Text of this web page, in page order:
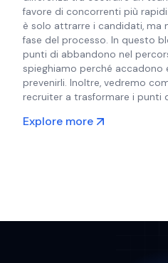
favore di concorrenti più
è solo attrarre i candidati, ma
fase del processo. In questo
punti di abbandono nel
spieghiamo perché accadono
prevenirli. Inoltre, vedremo
recruiter a trasformare i punti
Explore more